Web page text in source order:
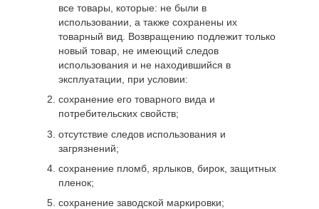
все товары, которые: не были в
использовании, а также сохранены их
товарный вид. Возвращению подлежит только
новый товар, не имеющий следов
использования и не находившийся в
эксплуатации, при условии:
сохранение его товарного вида и
потребительских свойств;
отсутствие следов использования и
загрязнений;
сохранение пломб, ярлыков, бирок, защитных
пленок;
сохранение заводской маркировки;